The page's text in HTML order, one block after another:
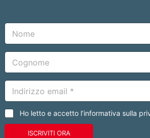
N
m
e
C
g
n
m
E
a
i
l
*
C
Ho letto e accetto l’informativa sulla
ISCRIVITI ORA